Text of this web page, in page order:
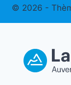
© 2026 -